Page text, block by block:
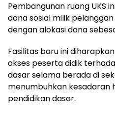
Pembangunan ruang UKS
dana sosial milik pelanggan
dengan alokasi dana
Fasilitas baru ini
akses peserta didik
dasar selama berada di
menumbuhkan kesadaran
pendidikan dasar.